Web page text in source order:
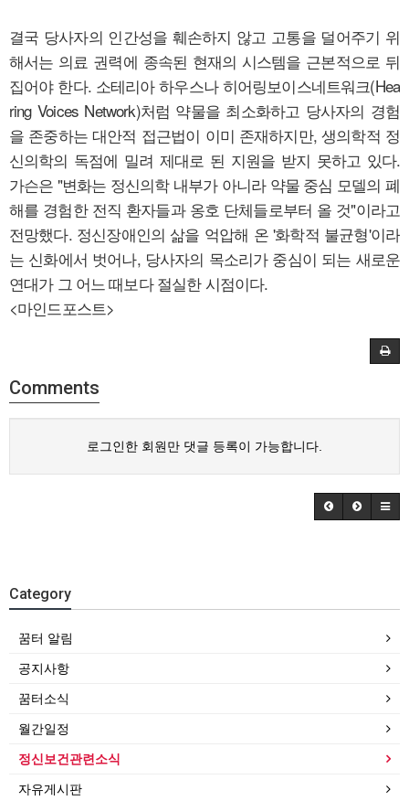
결국 당사자의 인간성을 훼손하지 않고 고통을 덜어주기 위
해서는 의료 권력에 종속된 현재의 시스템을 근본적으로 뒤
집어야 한다. 소테리아 하우스나 히어링보이스네트워크(Hea
ring Voices Network)처럼 약물을 최소화하고 당사자의 경험
을 존중하는 대안적 접근법이 이미 존재하지만, 생의학적 정
신의학의 독점에 밀려 제대로 된 지원을 받지 못하고 있다.
가슨은 "변화는 정신의학 내부가 아니라 약물 중심 모델의 폐
해를 경험한 전직 환자들과 옹호 단체들로부터 올 것"이라고
전망했다. 정신장애인의 삶을 억압해 온 '화학적 불균형'이라
는 신화에서 벗어나, 당사자의 목소리가 중심이 되는 새로운
연대가 그 어느 때보다 절실한 시점이다.
<마인드포스트>
Comments
로그인한 회원만 댓글 등록이 가능합니다.
Category
꿈터 알림
공지사항
꿈터소식
월간일정
정신보건관련소식
자유게시판